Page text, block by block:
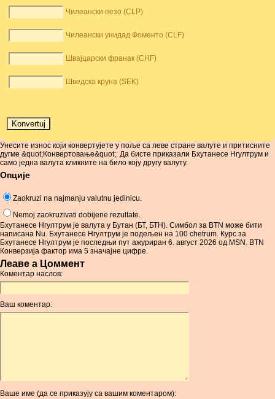
Чилеански пезо (CLP)
Чилеански унидад Фоменто (CLF)
Швајцарски франак (CHF)
Шведска круна (SEK)
Унесите износ који конвертујете у поље са леве стране валуте и притисните
дугме &quot;Конвертовање&quot;. Да бисте приказали Бхутанесе Нгултрум и
само једна валута кликните на било коју другу валуту.
Опције
Zaokruzi na najmanju valutnu jedinicu.
Nemoj zaokruzivati dobijene rezultate.
Бхутанесе Нгултрум је валута у Бутан (БТ, БТН). Симбол за BTN може бити
написана Nu. Бхутанесе Нгултрум је подељен на 100 chetrum. Курс за
Бхутанесе Нгултрум је последњи пут ажуриран 6. август 2026 од MSN. BTN
Конверзија фактор има 5 значајне цифре.
Леаве а Цоммент
Коментар наслов:
Ваш коментар:
Ваше име (да се приказују са вашим коментаром):